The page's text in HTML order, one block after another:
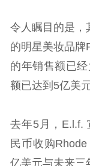
令人瞩目的是，
的明星美妆品牌
的年销售额已
额已达到5亿美元
去年5月，E.l.f.
民币收购
亿美元与未来三